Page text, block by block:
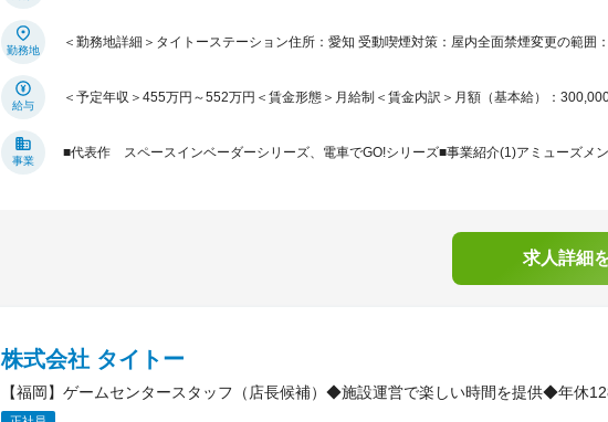
勤務地
＜勤務地詳細＞タイトーステーション住所：愛知 受動喫煙対策：屋内全面禁煙変更の範囲
給与
＜予定年収＞455万円～552万円＜賃金形態＞月給制＜賃金内訳＞月額（基本給）：
事業
■代表作 スペースインベーダーシリーズ、電車でGO!シリーズ■事業紹介(1)アミューズメ
求人詳細
株式会社 タイトー
【福岡】ゲームセンタースタッフ（店長候補）◆施設運営で楽しい時間を提供◆年休